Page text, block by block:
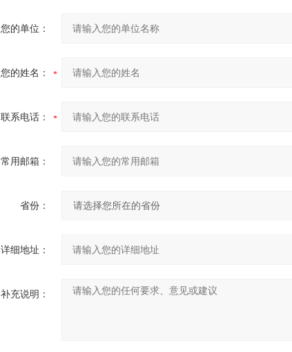
您的单位：
您的姓名：
联系电话：
常用邮箱：
省份：
详细地址：
补充说明：